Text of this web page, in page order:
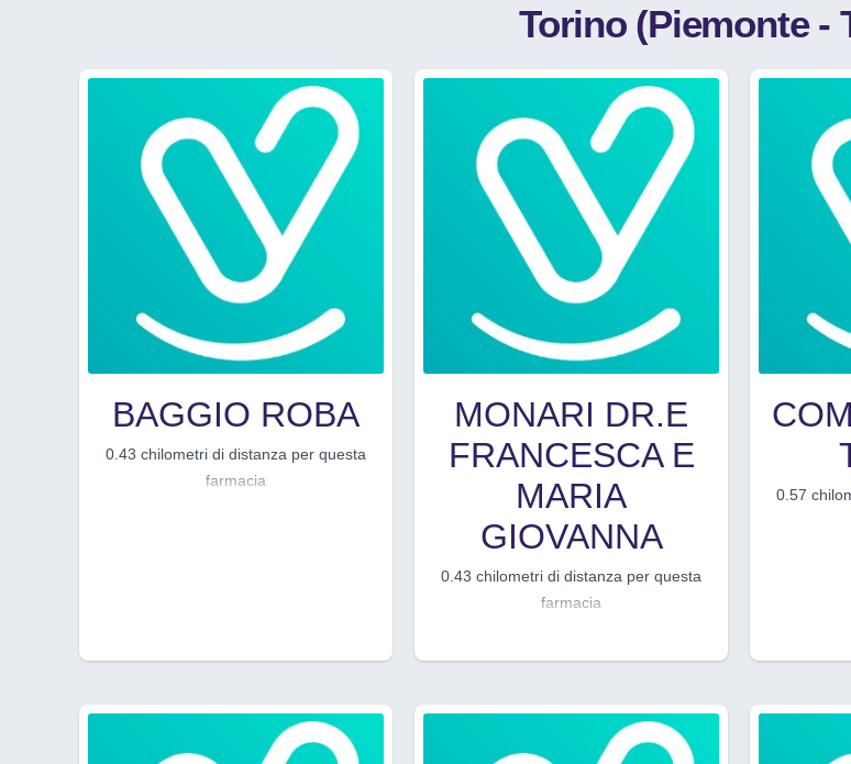
Torino (Piemonte -
BAGGIO ROBA
0.43 chilometri di distanza per questa
farmacia
MONARI DR.E
FRANCESCA E
MARIA
GIOVANNA
0.43 chilometri di distanza per questa
farmacia
0.57